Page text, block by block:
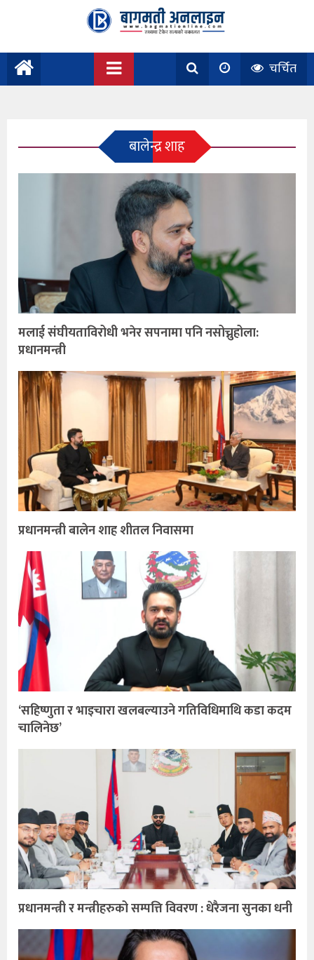
चर्चित
बालेन्द्र शाह
मलाई संघीयताविरोधी भनेर सपनामा पनि नसोच्नुहोला:
प्रधानमन्त्री
प्रधानमन्त्री बालेन शाह शीतल निवासमा
‘सहिष्णुता र भाइचारा खलबल्याउने गतिविधिमाथि कडा कदम
चालिनेछ’
प्रधानमन्त्री र मन्त्रीहरुको सम्पत्ति विवरण : धेरैजना सुनका धनी